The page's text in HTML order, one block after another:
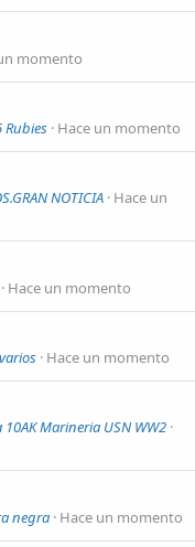
momento
Rubies Hace un momento
NOTICIA Hace un
Hace un momento
Hace un momento
Marineria USN WW2
negra Hace un momento